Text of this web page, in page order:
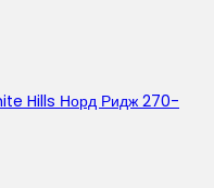
Hills Норд Ридж 270-